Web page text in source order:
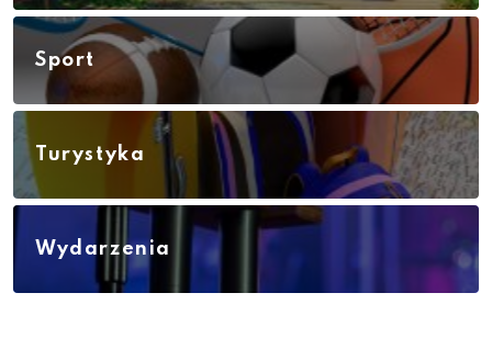
Sport
Turystyka
Wydarzenia